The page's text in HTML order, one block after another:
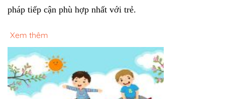
pháp tiếp cận phù hợp nhất với trẻ.
Xem thêm